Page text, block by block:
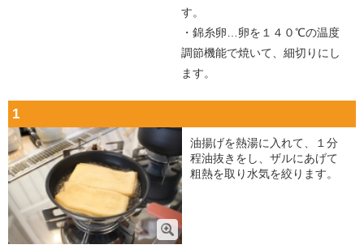
す。
・錦糸卵…卵を１４０℃の温度
調節機能で焼いて、細切りにし
ます。
1
油揚げを熱湯に入れて、１分
程油抜きをし、ザルにあげて
粗熱を取り水気を絞ります。